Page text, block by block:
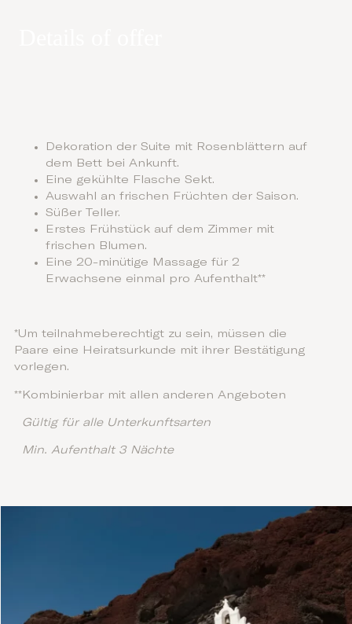
Dekoration der Suite mit Rosenblättern auf
dem Bett bei Ankunft.
Eine gekühlte Flasche Sekt.
Auswahl an frischen Früchten der Saison.
Süßer Teller.
Erstes Frühstück auf dem Zimmer mit
frischen Blumen.
Eine 20-minütige Massage für 2
Erwachsene einmal pro Aufenthalt**
*Um teilnahmeberechtigt zu sein, müssen die
Paare eine Heiratsurkunde mit ihrer Bestätigung
vorlegen.
**Kombinierbar mit allen anderen Angeboten
Gültig für alle Unterkunftsarten
Min. Aufenthalt 3 Nächte